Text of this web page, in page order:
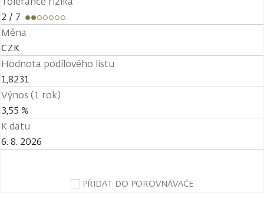
2 / 7
Měna
CZK
Hodnota podílového listu
1,8231
Výnos (1 rok)
3,55 %
K datu
6. 8. 2026
PŘIDAT DO POROVNÁVAČE